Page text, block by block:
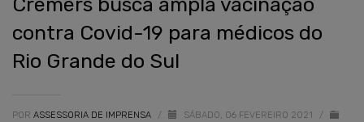
contra Covid-19 para médicos do
Rio Grande do Sul
POR ASSESSORIA DE IMPRENSA / SÁBADO, 06 FEVEREIRO 2021 /